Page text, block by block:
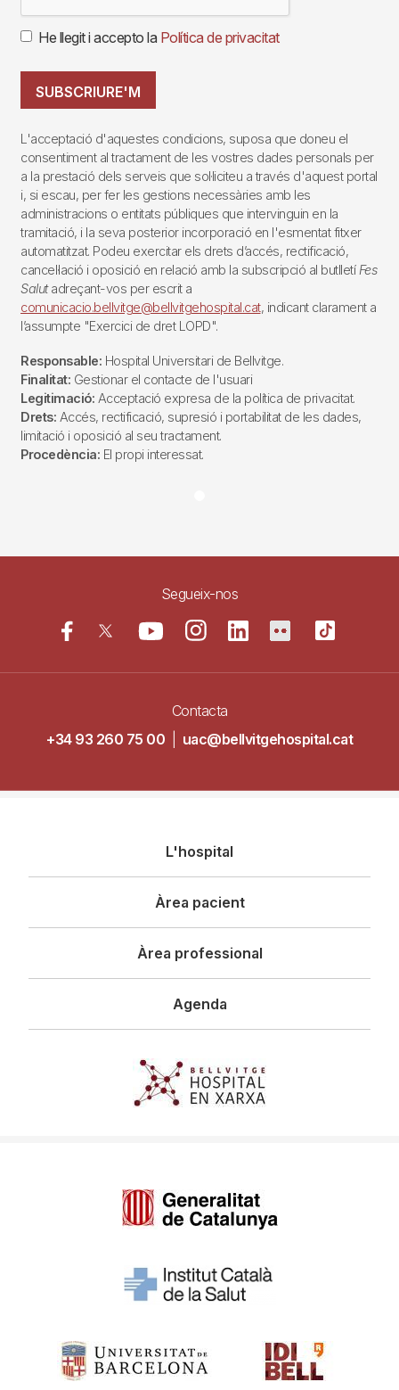
He llegit i accepto la Política de privacitat
SUBSCRIURE'M
L'acceptació d'aquestes condicions, suposa que doneu el
consentiment al tractament de les vostres dades personals per
a la prestació dels serveis que sol·liciteu a través d'aquest portal
i, si escau, per fer les gestions necessàries amb les
administracions o entitats públiques que intervinguin en la
tramitació, i la seva posterior incorporació en l'esmentat fitxer
automatitzat. Podeu exercitar els drets d’accés, rectificació,
cancel·lació i oposició en relació amb la subscripció al butlletí Fes
Salutadreçant-vos per escrit a
comunicacio.bellvitge@bellvitgehospital.cat, indicant clarament a
l’assumpte "Exercici de dret LOPD".
Responsable: Hospital Universitari de Bellvitge.
Finalitat: Gestionar el contacte de l'usuari
Legitimació: Acceptació expresa de la política de privacitat.
Drets: Accés, rectificació, supresió i portabilitat de les dades,
limitació i oposició al seu tractament.
Procedència: El propi interessat.
Segueix-nos
Contacta
+34 93 260 75 00
uac@bellvitgehospital.cat
principal
L'hospital
Àrea pacient
Àrea professional
Agenda